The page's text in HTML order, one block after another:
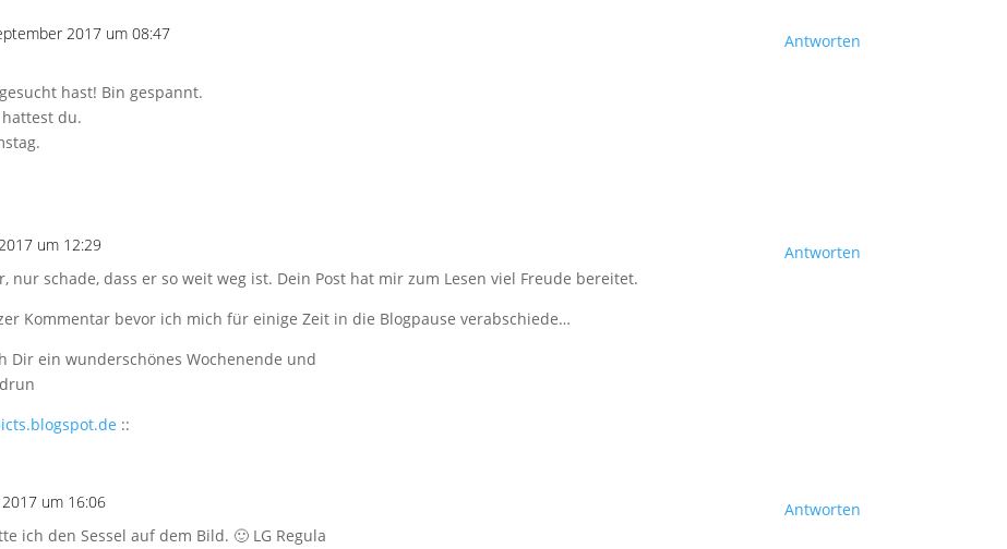
2017 um 08:47
hast! Bin gespannt.
du.
Antworten
um 12:29
nur schade, dass er so weit weg ist. Dein Post hat mir zum Lesen viel Freude bereitet.
Kommentar bevor ich mich für einige Zeit in die Blogpause verabschiede…
Dir ein wunderschönes Wochenende und
::
Antworten
um 16:06
ich den Sessel auf dem Bild. 🙂 LG Regula
Antworten